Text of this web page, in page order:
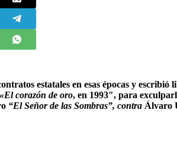
estatales en esas épocas y
«El corazón de oro, en 1993″, para
“El Señor de las Sombras”, contra Álvaro